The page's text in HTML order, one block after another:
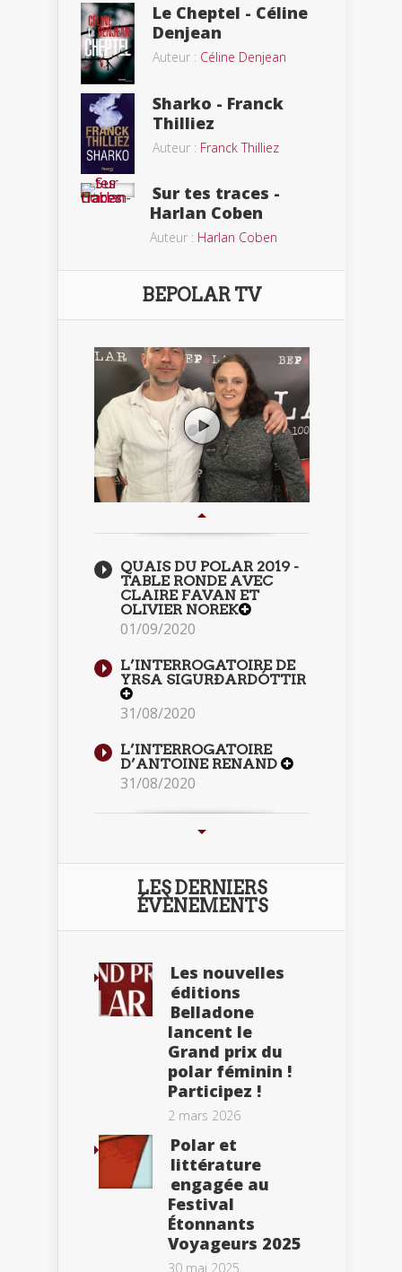
Le Cheptel - Céline
Denjean
Auteur : Céline Denjean
Sharko - Franck
Thilliez
Auteur : Franck Thilliez
Sur tes traces -
Harlan Coben
Auteur : Harlan Coben
BEPOLAR TV
QUAIS DU POLAR 2019 -
TABLE RONDE AVEC
CLAIRE FAVAN ET
OLIVIER NOREK
01/09/2020
L’INTERROGATOIRE DE
YRSA SIGURÐARDÓTTIR
31/08/2020
L’INTERROGATOIRE
D’ANTOINE RENAND
31/08/2020
LES DERNIERS
ÉVÈNEMENTS
Les nouvelles
éditions
Belladone
lancent le
Grand prix du
polar féminin !
Participez !
2 mars 2026
Polar et
littérature
engagée au
Festival
Étonnants
Voyageurs 2025
30 mai 2025